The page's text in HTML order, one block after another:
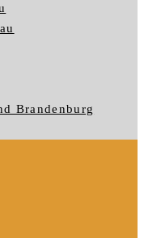
Brandenburg